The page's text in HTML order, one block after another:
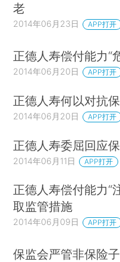
老
2014年06月23日 APP打开
正德人寿偿付能力“
2014年06月20日 APP打开
正德人寿何以对抗
2014年06月20日 APP打开
正德人寿委屈回应
2014年06月11日 APP打开
正德人寿偿付能力“
取监管措施
2014年06月09日 APP打开
保监会严管非保险